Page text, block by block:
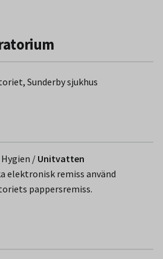
Sunderby sjukhus
/ Unitvatten
elektronisk remiss använd
pappersremiss.